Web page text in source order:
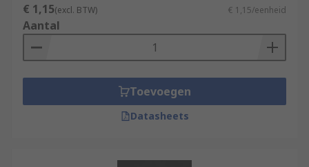
€ 1,15(excl. BTW) € 1,15/eenheid
Aantal
Toevoegen
Datasheets